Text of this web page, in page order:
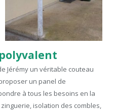
Jérémy un véritable couteau
un panel de
à tous les besoins en la
isolation des combles,